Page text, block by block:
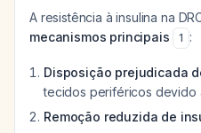
A resistência à insulina na
mecanismos principais
1 :
Disposição prejudicada
tecidos periféricos devido
Remoção reduzida de